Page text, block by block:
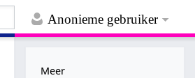
Anonieme gebruiker
Meer